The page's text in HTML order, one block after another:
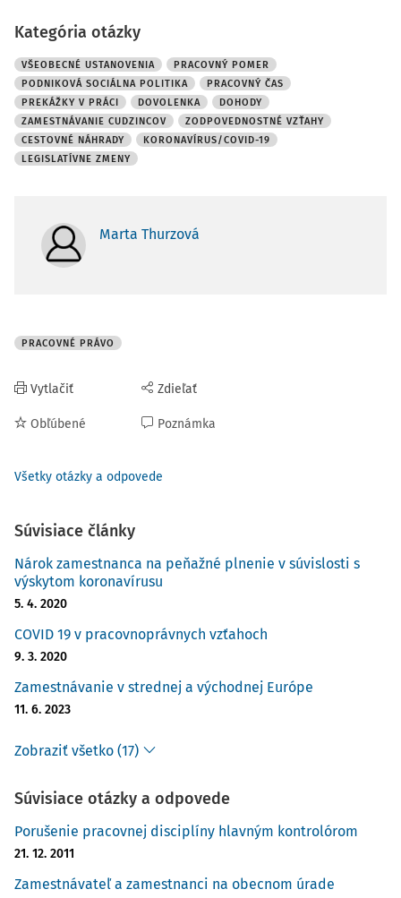
Kategória otázky
VŠEOBECNÉ USTANOVENIA
PRACOVNÝ POMER
PODNIKOVÁ SOCIÁLNA POLITIKA
PRACOVNÝ ČAS
PREKÁŽKY V PRÁCI
DOVOLENKA
DOHODY
ZAMESTNÁVANIE CUDZINCOV
ZODPOVEDNOSTNÉ VZŤAHY
CESTOVNÉ NÁHRADY
KORONAVÍRUS/COVID-19
LEGISLATÍVNE ZMENY
Marta Thurzová
PRACOVNÉ PRÁVO
Vytlačiť
Obľúbené
Zdieľať
Poznámka
Všetky otázky a odpovede
Súvisiace články
Nárok zamestnanca na peňažné plnenie v súvislosti s
výskytom koronavírusu
5. 4. 2020
COVID 19 v pracovnoprávnych vzťahoch
9. 3. 2020
Zamestnávanie v strednej a východnej Európe
11. 6. 2023
Zobraziť všetko (17)
Súvisiace otázky a odpovede
Porušenie pracovnej disciplíny hlavným kontrolórom
21. 12. 2011
Zamestnávateľ a zamestnanci na obecnom úrade